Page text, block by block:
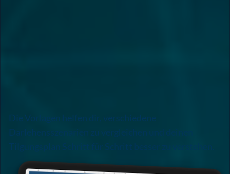
Die Vorlagen helfen dir, verschiedene
Darlehensszenarien zu vergleichen und deinen
Tilgungsplan Schritt für Schritt besser zu verstehen.